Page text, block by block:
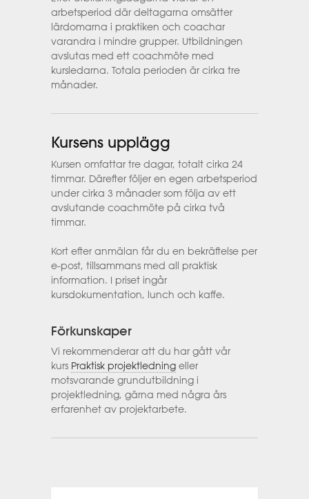
arbetsperiod där deltagarna omsätter
lärdomarna i praktiken och coachar
varandra i mindre grupper. Utbildningen
avslutas med ett coachmöte med
kursledarna. Totala perioden är cirka tre
månader.
Kursens upplägg
Kursen omfattar tre dagar, totalt cirka 24
timmar. Därefter följer en egen arbetsperiod
under cirka 3 månader som följa av ett
avslutande coachmöte på cirka två
timmar.
Kort efter anmälan får du en bekräftelse per
e-post, tillsammans med all praktisk
information. I priset ingår
kursdokumentation, lunch och kaffe.
Förkunskaper
Vi rekommenderar att du har gått vår
kurs Praktisk projektledning eller
motsvarande grundutbildning i
projektledning, gärna med några års
erfarenhet av projektarbete.